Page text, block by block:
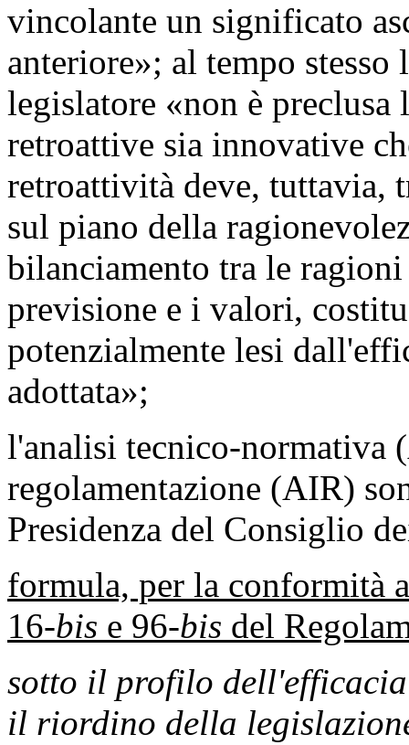
vincolante un significato
anteriore»; al tempo stesso
legislatore «non è
retroattive sia innovative
retroattività deve, tuttavia,
sul piano della
bilanciamento tra le
previsione e i valori,
potenzialmente lesi
adottata»;
l'analisi tecnico-normativa
regolamentazione (AIR)
Presidenza del Consiglio
formula, per la conformità
16-bis e 96-bis del
sotto il profilo
il riordino della